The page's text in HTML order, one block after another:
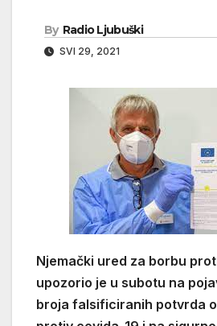
By Radio Ljubuški
SVI 29, 2021
Njemački ured za borbu
upozorio je u subotu na
broja falsificiranih potvrda